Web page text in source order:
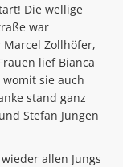
Die wellige
war
Zollhöfer,
lief Bianca
sie auch
stand ganz
Stefan Jungen
allen Jungs